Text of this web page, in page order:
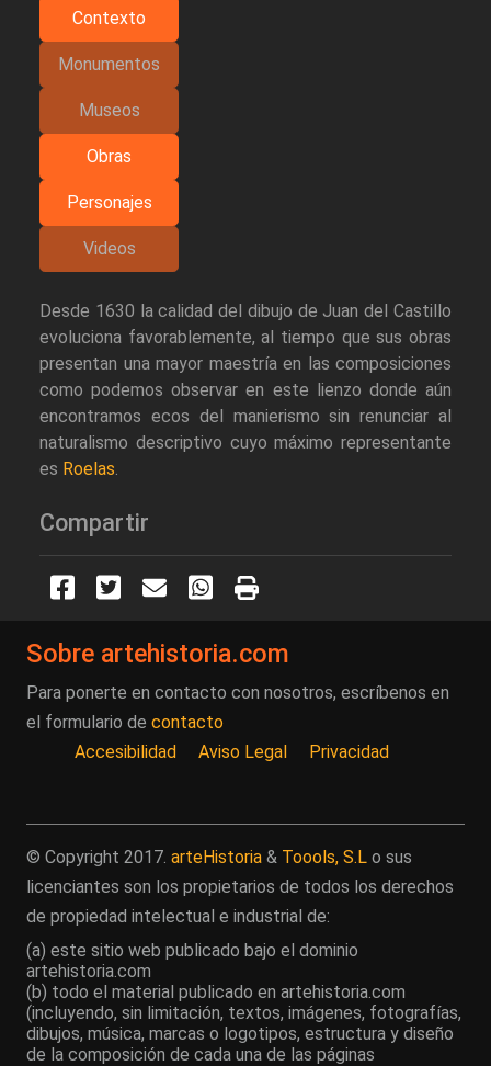
Contexto
Monumentos
Museos
Obras
Personajes
Videos
Desde 1630 la calidad del dibujo de Juan del Castillo
evoluciona favorablemente, al tiempo que sus obras
presentan una mayor maestría en las composiciones
como podemos observar en este lienzo donde aún
encontramos ecos del manierismo sin renunciar al
naturalismo descriptivo cuyo máximo representante
es Roelas.
Compartir
Sobre artehistoria.com
Para ponerte en contacto con nosotros, escríbenos en
el formulario de contacto
Accesibilidad
Aviso Legal Privacidad
© Copyright 2017. arteHistoria & Toools, S.L o sus
licenciantes son los propietarios de todos los derechos
de propiedad intelectual e industrial de:
(a) este sitio web publicado bajo el dominio
artehistoria.com
(b) todo el material publicado en artehistoria.com
(incluyendo, sin limitación, textos, imágenes, fotografías,
dibujos, música, marcas o logotipos, estructura y diseño
de la composición de cada una de las páginas